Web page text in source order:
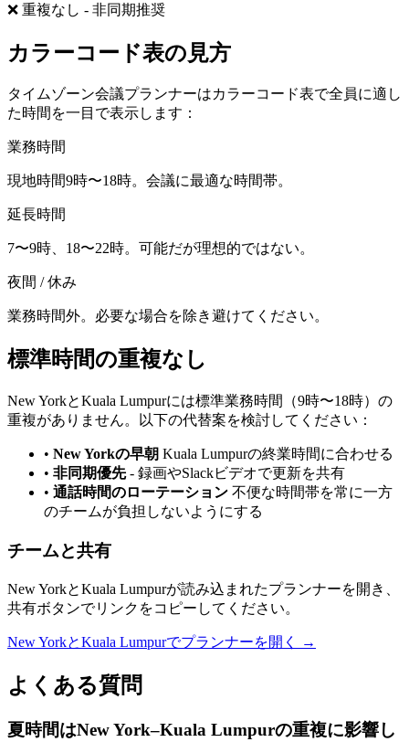
❌ 重複なし - 非同期推奨
カラーコード表の見方
タイムゾーン会議プランナーはカラーコード表で全員に適し
た時間を一目で表示します：
業務時間
現地時間9時〜18時。会議に最適な時間帯。
延長時間
7〜9時、18〜22時。可能だが理想的ではない。
夜間 / 休み
業務時間外。必要な場合を除き避けてください。
標準時間の重複なし
New YorkとKuala Lumpurには標準業務時間（9時〜18時）の
重複がありません。以下の代替案を検討してください：
• New Yorkの早朝 Kuala Lumpurの終業時間に合わせる
• 非同期優先- 録画やSlackビデオで更新を共有
• 通話時間のローテーション 不便な時間帯を常に一方
のチームが負担しないようにする
チームと共有
New YorkとKuala Lumpurが読み込まれたプランナーを開き、
共有ボタンでリンクをコピーしてください。
New YorkとKuala Lumpurでプランナーを開く →
よくある質問
夏時間はNew York–Kuala Lumpurの重複に影響し